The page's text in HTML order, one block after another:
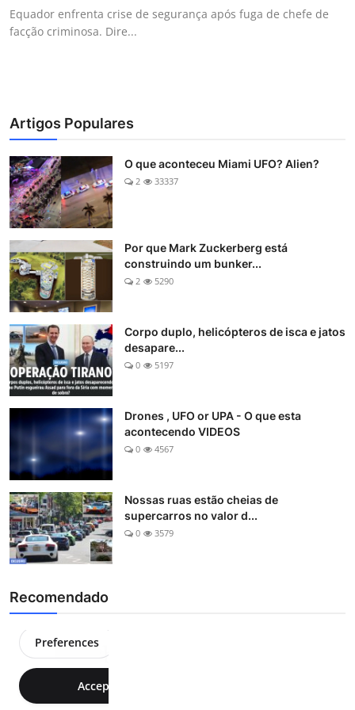
Equador enfrenta crise de segurança após fuga de chefe de
facção criminosa. Dire...
Artigos Populares
O que aconteceu Miami UFO? Alien?
2 33337
Por que Mark Zuckerberg está
construindo um bunker...
2 5290
Corpo duplo, helicópteros de isca e jatos
desapare...
0 5197
Drones , UFO or UPA - O que esta
acontecendo VIDEOS
0 4567
Nossas ruas estão cheias de
supercarros no valor d...
0 3579
Recomendado